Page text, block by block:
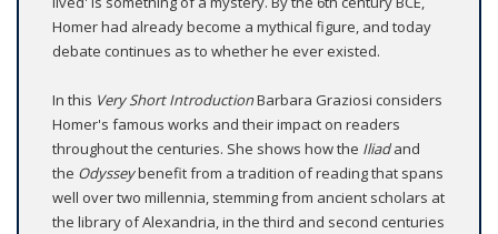
Homer had already become a mythical figure, and today
debate continues as to whether he ever existed.
In this Very Short IntroductionBarbara Graziosi considers
Homer's famous works and their impact on readers
throughout the centuries. She shows how the Iliadand
the Odysseybenefit from a tradition of reading that spans
well over two millennia, stemming from ancient scholars at
the library of Alexandria, in the third and second centuries